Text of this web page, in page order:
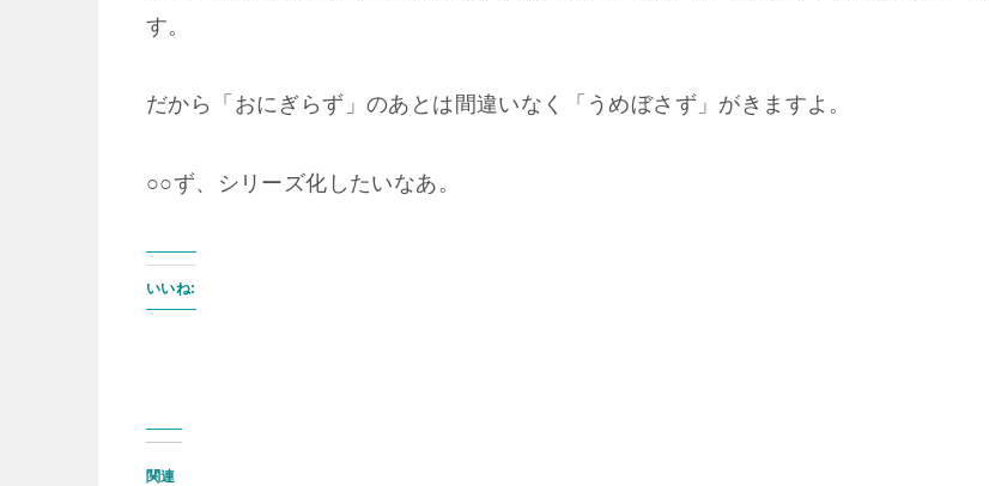
す。
だから「おにぎらず」のあとは間違いなく「うめぼさず」がきますよ。
○○ず、シリーズ化したいなあ。
いいね:
関連